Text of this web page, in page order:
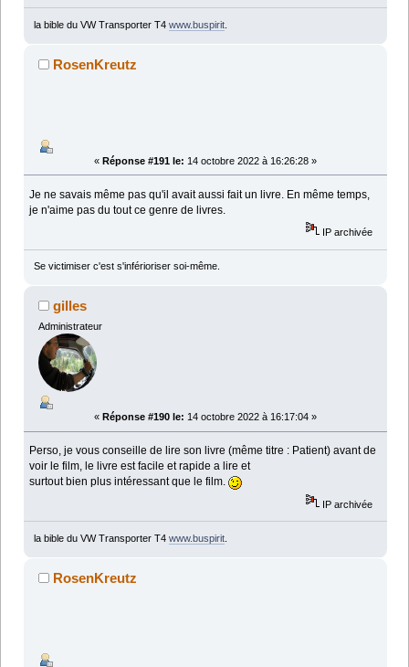
la bible du VW Transporter T4 www.buspirit.
RosenKreutz
« Réponse #191 le: 14 octobre 2022 à 16:26:28 »
Je ne savais même pas qu'il avait aussi fait un livre. En même temps,
je n'aime pas du tout ce genre de livres.
IP archivée
Se victimiser c'est s'inférioriser soi-même.
gilles
Administrateur
« Réponse #190 le: 14 octobre 2022 à 16:17:04 »
Perso, je vous conseille de lire son livre (même titre : Patient) avant de
voir le film, le livre est facile et rapide a lire et
surtout bien plus intéressant que le film.
IP archivée
la bible du VW Transporter T4 www.buspirit.
RosenKreutz